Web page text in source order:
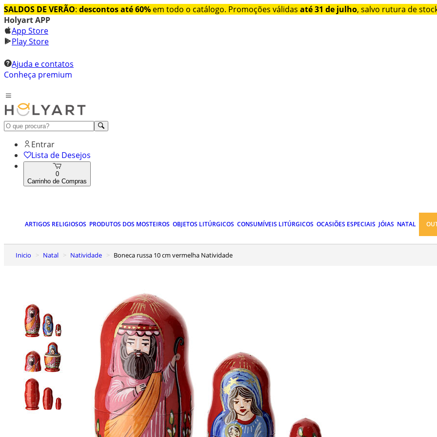
SALDOS DE VERÃO: descontos até 60% em todo o catálogo. Promoções válidas até 31 de julho, salvo rutura de
Holyart APP
App Store
Play Store
Ajuda e contatos
Conheça premium
Entrar
Lista de Desejos
0
Carrinho de Compras
ARTIGOS RELIGIOSOS PRODUTOS DOS MOSTEIROS OBJETOS LITÚRGICOS CONSUMÍVEIS LITÚRGICOS OCASIÕES ESPECIAIS JÓIAS NATAL
Inicio Natal Natividade Boneca russa 10 cm vermelha Natividade